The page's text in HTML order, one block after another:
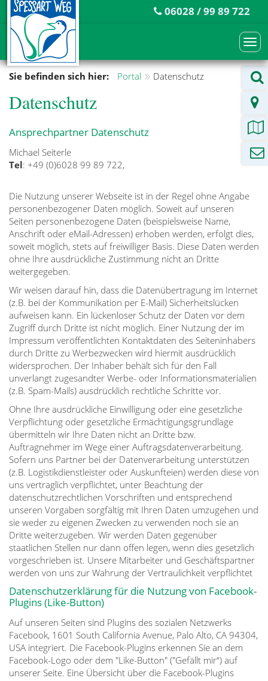
06028 / 99 89 722
Sie befinden sich hier:
Portal Datenschutz
Datenschutz
Ansprechpartner Datenschutz
Michael Seiterle
Tel: +49 (0)6028 99 89 722,
Die Nutzung unserer Webseite ist in der Regel ohne Angabe
personenbezogener Daten möglich. Soweit auf unseren
Seiten personenbezogene Daten (beispielsweise Name,
Anschrift oder eMail-Adressen) erhoben werden, erfolgt dies,
soweit möglich, stets auf freiwilliger Basis. Diese Daten werden
ohne Ihre ausdrückliche Zustimmung nicht an Dritte
weitergegeben.
Wir weisen darauf hin, dass die Datenübertragung im Internet
(z.B. bei der Kommunikation per E-Mail) Sicherheitslücken
aufweisen kann. Ein lückenloser Schutz der Daten vor dem
Zugriff durch Dritte ist nicht möglich. Einer Nutzung der im
Impressum veröffentlichten Kontaktdaten des Seiteninhabers
durch Dritte zu Werbezwecken wird hiermit ausdrücklich
widersprochen. Der Inhaber behält sich für den Fall
unverlangt zugesandter Werbe- oder Informationsmaterialien
(z.B. Spam-Mails) ausdrücklich rechtliche Schritte vor.
Ohne Ihre ausdrückliche Einwilligung oder eine gesetzliche
Verpflichtung oder gesetzliche Ermächtigungsgrundlage
übermitteln wir Ihre Daten nicht an Dritte bzw.
Auftragnehmer im Wege einer Auftragsdatenverarbeitung.
Sofern uns Partner bei der Datenverarbeitung unterstützen
(z.B. Logistikdienstleister oder Auskunfteien) werden diese von
uns vertraglich verpflichtet, unter Beachtung der
datenschutzrechtlichen Vorschriften und entsprechend
unseren Vorgaben sorgfältig mit Ihren Daten umzugehen und
sie weder zu eigenen Zwecken zu verwenden noch sie an
Dritte weiterzugeben. Wir werden Daten gegenüber
staatlichen Stellen nur dann offen legen, wenn dies gesetzlich
vorgeschrieben ist. Unsere Mitarbeiter und Geschäftspartner
werden von uns zur Wahrung der Vertraulichkeit verpflichtet
Datenschutzerklärung für die Nutzung von Facebook-
Plugins (Like-Button)
Auf unseren Seiten sind Plugins des sozialen Netzwerks
Facebook, 1601 South California Avenue, Palo Alto, CA 94304,
USA integriert. Die Facebook-Plugins erkennen Sie an dem
Facebook-Logo oder dem "Like-Button" ("Gefällt mir“) auf
unserer Seite. Eine Übersicht über die Facebook-Plugins